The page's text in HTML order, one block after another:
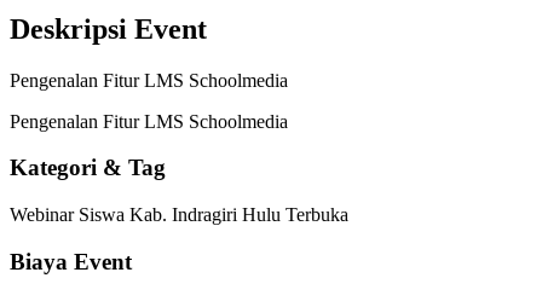
Deskripsi Event
Pengenalan Fitur LMS Schoolmedia
Pengenalan Fitur LMS Schoolmedia
Kategori & Tag
Webinar Siswa Kab. Indragiri Hulu Terbuka
Biaya Event